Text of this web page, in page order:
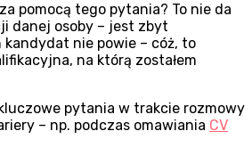
pomocą tego pytania? To nie da
danej osoby – jest zbyt
kandydat nie powie – cóż, to
na którą zostałem
pytania w trakcie rozmowy
– np. podczas omawiania CV